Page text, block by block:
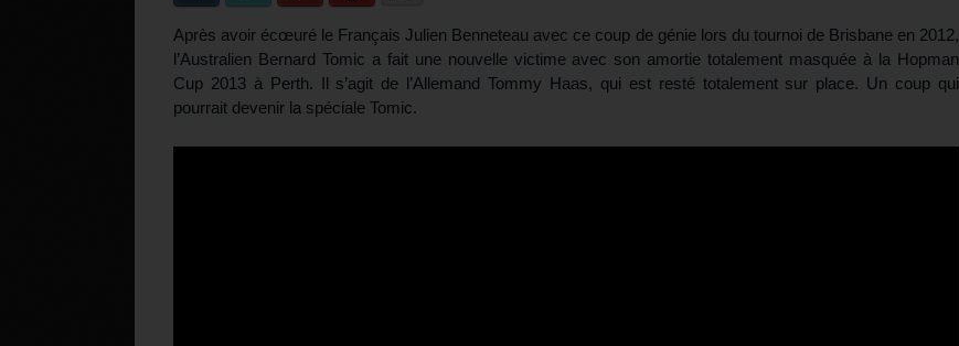
Après avoir écœuré le Français Julien Benneteau avec ce coup de génie lors du tournoi de Brisbane en 2012,
l’Australien Bernard Tomic a fait une nouvelle victime avec son amortie totalement masquée à la Hopman
Cup 2013 à Perth. Il s’agit de l’Allemand Tommy Haas, qui est resté totalement sur place. Un coup qui
pourrait devenir la spéciale Tomic.